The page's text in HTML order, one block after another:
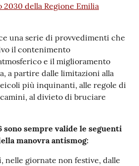
2030 della Regione Emilia
una serie di provvedimenti che
il contenimento
e il miglioramento
a partire dalle limitazioni alla
più inquinanti, alle regole di
al divieto di bruciare
sempre valide le seguenti
manovra antismog:
nelle giornate non festive, dalle